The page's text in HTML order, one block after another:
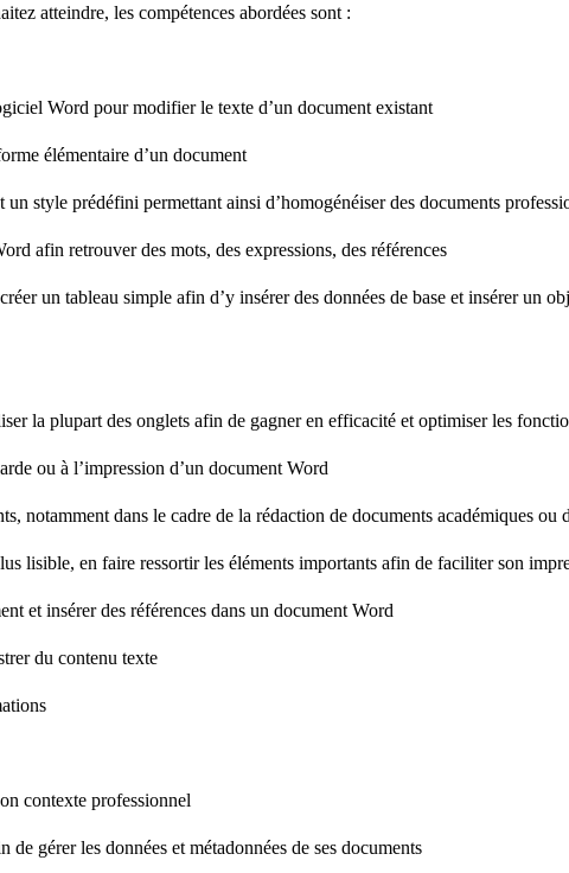
atteindre, les compétences abordées sont :
Word pour modifier le texte d’un document existant
élémentaire d’un document
style prédéfini permettant ainsi d’homogénéiser des documents
afin retrouver des mots, des expressions, des références
un tableau simple afin d’y insérer des données de base et insérer un
la plupart des onglets afin de gagner en efficacité et optimiser les
ou à l’impression d’un document Word
notamment dans le cadre de la rédaction de documents académiques ou
lisible, en faire ressortir les éléments importants afin de faciliter son
et insérer des références dans un document Word
du contenu texte
contexte professionnel
gérer les données et métadonnées de ses documents